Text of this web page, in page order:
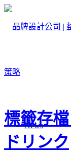
News
標籤存
ドリンク